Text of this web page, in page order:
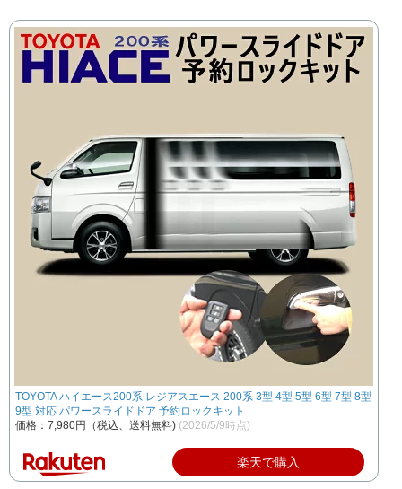
TOYOTA ハイエース200系 レジアスエース 200系 3型 4型 5型 6型 7型 8型
9型 対応 パワースライドドア 予約ロックキット
価格：7,980円（税込、送料無料) (2026/5/9時点)
楽天で購入